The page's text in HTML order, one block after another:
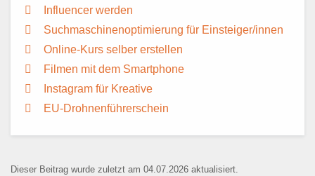
Influencer werden
Suchmaschinenoptimierung für Einsteiger/innen
Online-Kurs selber erstellen
Filmen mit dem Smartphone
Instagram für Kreative
EU-Drohnenführerschein
Dieser Beitrag wurde zuletzt am 04.07.2026 aktualisiert.